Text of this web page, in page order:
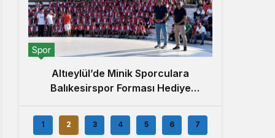
Spor
Altıeylül’de Minik Sporculara
Balıkesirspor Forması Hediye
Edildi
1 2 3 4 5 6 7